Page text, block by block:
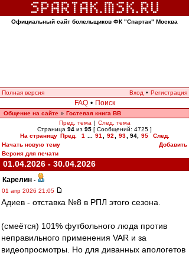
Официальный сайт болельщиков ФК "Спартак" Москва
Полная версия Вход • Регистрация
FAQ • Поиск
Общение на сайте » Гостевая книга ВВ
Пред. тема | След. тема
Страница 94 из 95 [ Сообщений: 4725 ]
На страницу Пред. 1 91 92 93 94, 95
След.
Начать новую тему
Добавить
Версия для печати
01.04.2026 - 30.04.2026
Карелин -
01 апр 2026 21:05
Адиев - отставка №8 в РПЛ этого сезона.
(смеётся) 101% футбольного люда против
неправильного применения VAR и за
видеопросмотры. Но для диванных апологетов